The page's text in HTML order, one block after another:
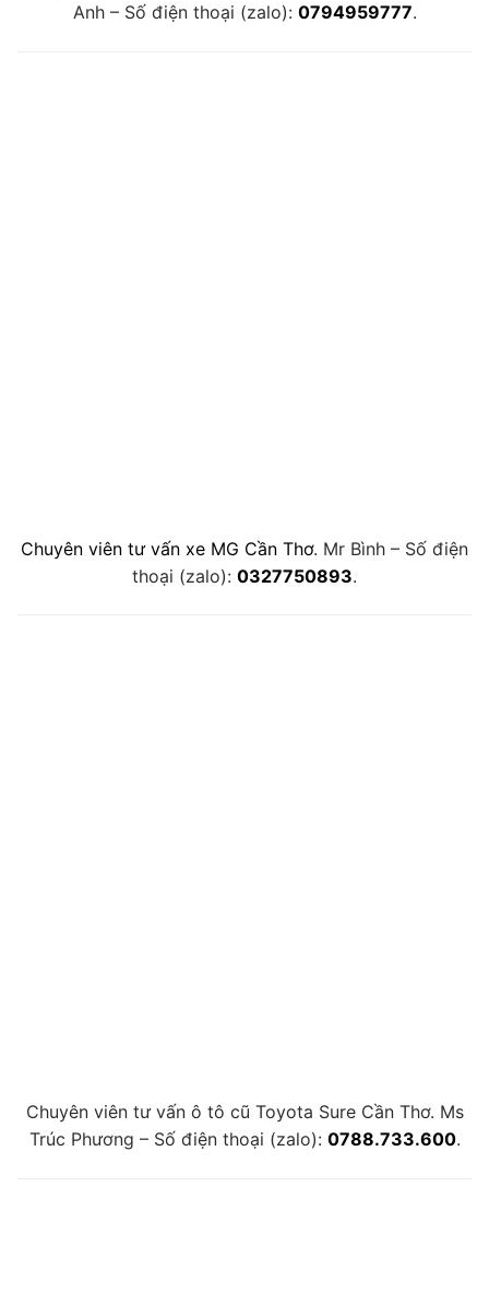
Anh – Số điện thoại (zalo): 0794959777.
Chuyên viên tư vấn xe MG Cần Thơ. Mr Bình – Số điện
thoại (zalo): 0327750893.
Chuyên viên tư vấn ô tô cũ Toyota Sure Cần Thơ. Ms
Trúc Phương – Số điện thoại (zalo): 0788.733.600.